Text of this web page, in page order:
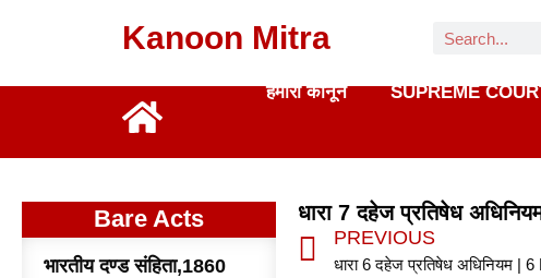
Kanoon Mitra
हमारा कानून SUPREME
Bare Acts
भारतीय दण्ड संहिता,1860
धारा 7 दहेज प्रतिषेध
PREVIOUS